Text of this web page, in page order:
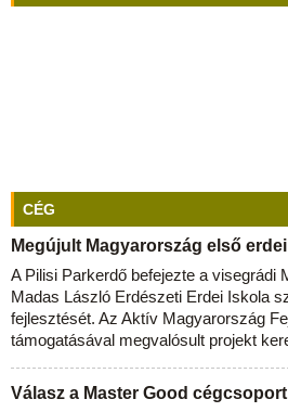
CÉG
Megújult Magyarország első
A Pilisi Parkerdő befejezte a visegrádi
Madas László Erdészeti Erdei Iskola
fejlesztését. Az Aktív Magyarország
támogatásával megvalósult projekt
Válasz a Master Good